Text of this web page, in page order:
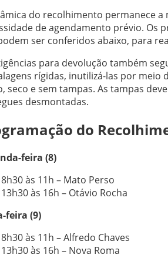
do recolhimento permanece a
de agendamento prévio. Os
ser conferidos abaixo, para
para devolução também
rígidas, inutilizá-las por
seco e sem tampas. As tampas
desmontadas.
do
feira (8)
8h30 às 11h – Mato Perso
13h30 às 16h – Otávio Rocha
feira (9)
8h30 às 11h – Alfredo Chaves
13h30 às 16h – Nova Roma